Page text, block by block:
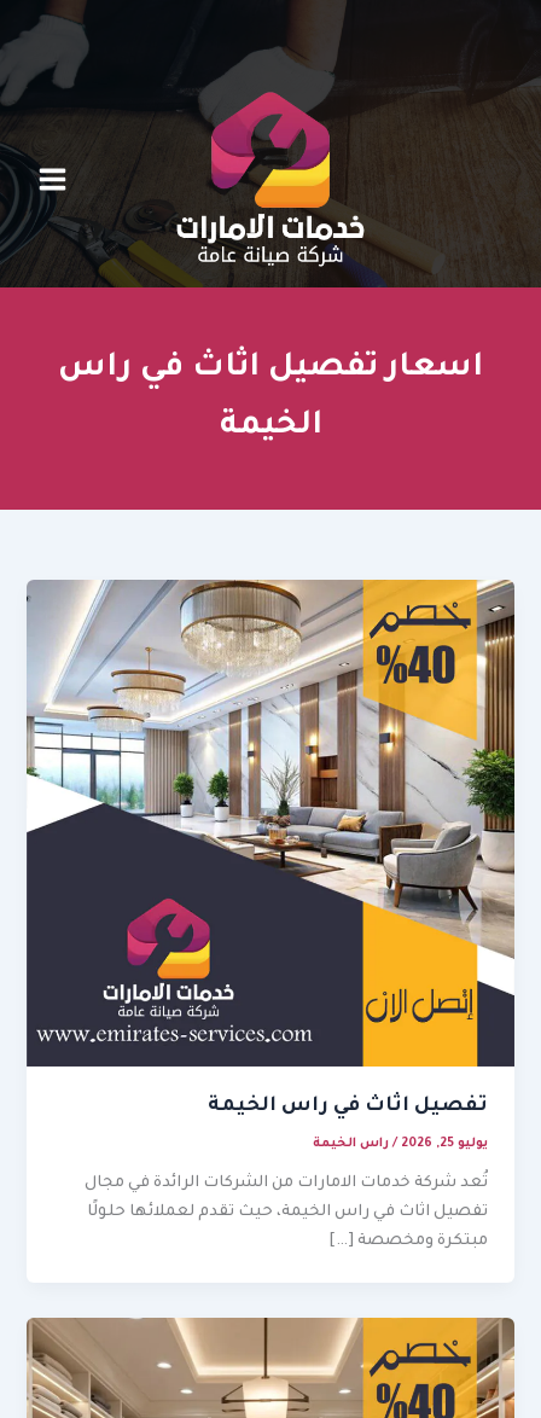
اسعار تفصيل اثاث في راس
الخيمة
تفصيل اثاث في راس الخيمة
يوليو 25, 2026 /راس الخيمة
تُعد شركة خدمات الامارات من الشركات الرائدة في مجال
تفصيل اثاث في راس الخيمة، حيث تقدم لعملائها حلولًا
مبتكرة ومخصصة […]